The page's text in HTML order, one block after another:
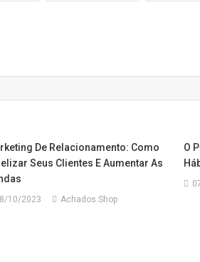
De Relacionamento: Como
Seus Clientes E Aumentar As
10/2023 Achados.Shop
O